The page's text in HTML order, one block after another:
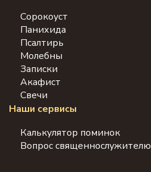
Сорокоуст
Панихида
Псалтирь
Молебны
Записки
Акафист
Свечи
Наши сервисы
Калькулятор поминок
Вопрос священнослужителю